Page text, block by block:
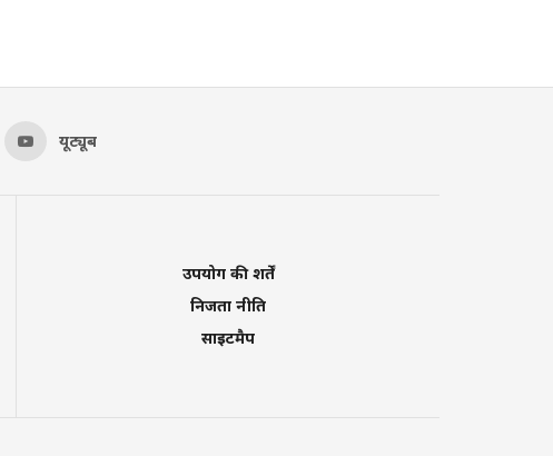
यूट्यूब
उपयोग की शर्तें
निजता नीति
साइटमैप